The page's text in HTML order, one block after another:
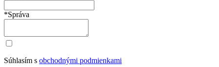
*Správa
Súhlasím s obchodnými podmienkami